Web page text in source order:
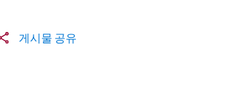
게시물 공유